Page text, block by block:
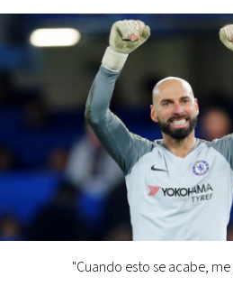
"Cuando esto se acabe,